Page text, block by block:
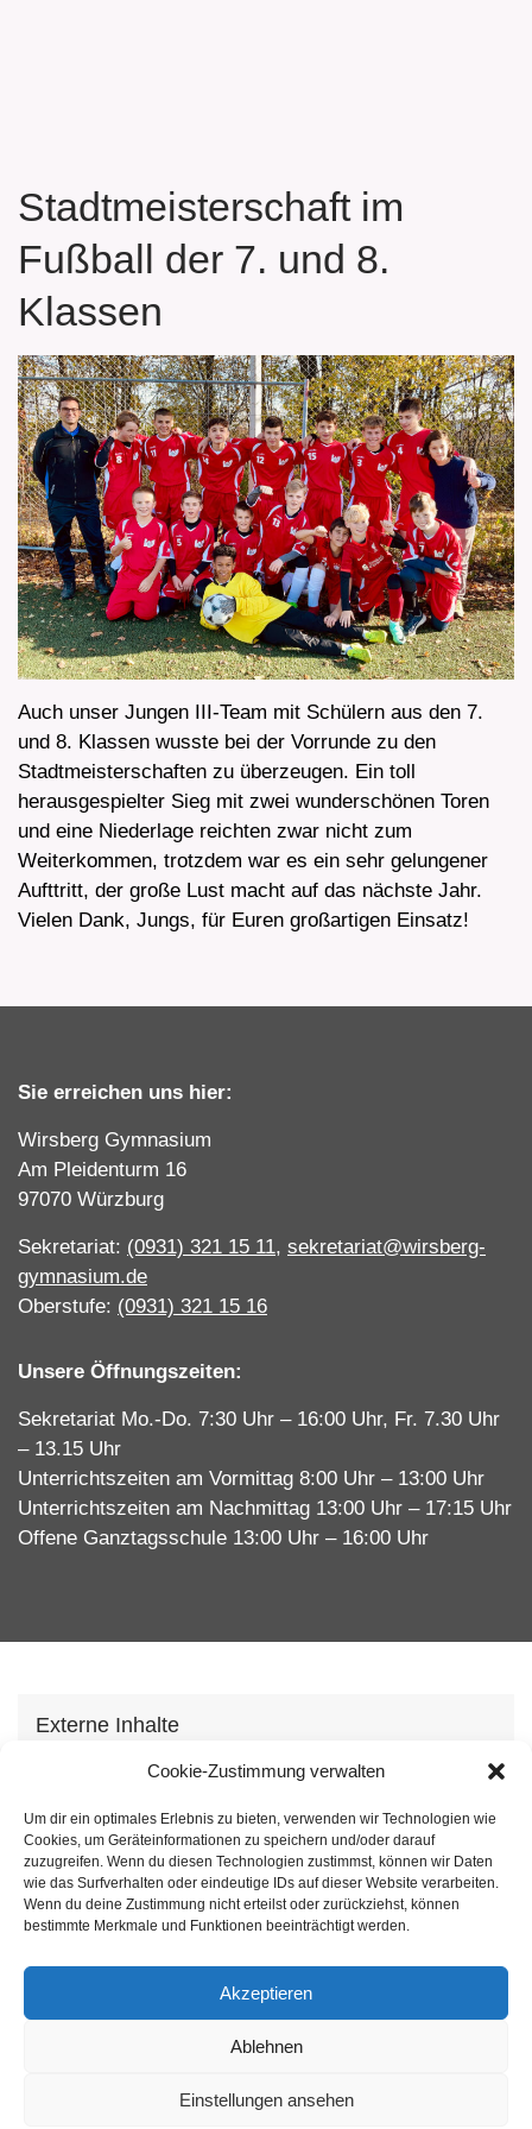
Cookie-Zustimmung verwalten
Um dir ein optimales Erlebnis zu bieten, verwenden wir Technologien wie
Cookies, um Geräteinformationen zu speichern und/oder darauf
zuzugreifen. Wenn du diesen Technologien zustimmst, können wir Daten
wie das Surfverhalten oder eindeutige IDs auf dieser Website verarbeiten.
Wenn du deine Zustimmung nicht erteilst oder zurückziehst, können
bestimmte Merkmale und Funktionen beeinträchtigt werden.
Akzeptieren
Ablehnen
Einstellungen ansehen
Stadtmeisterschaft im
Fußball der 7. und 8.
Klassen
Auch unser Jungen III-Team mit Schülern aus den 7.
und 8. Klassen wusste bei der Vorrunde zu den
Stadtmeisterschaften zu überzeugen. Ein toll
herausgespielter Sieg mit zwei wunderschönen Toren
und eine Niederlage reichten zwar nicht zum
Weiterkommen, trotzdem war es ein sehr gelungener
Aufttritt, der große Lust macht auf das nächste Jahr.
Vielen Dank, Jungs, für Euren großartigen Einsatz!
Sie erreichen uns hier:
Wirsberg Gymnasium
Am Pleidenturm 16
97070 Würzburg
Sekretariat: (0931) 321 15 11, sekretariat@wirsberg-
gymnasium.de
Oberstufe: (0931) 321 15 16
Unsere Öffnungszeiten:
Sekretariat Mo.-Do. 7:30 Uhr – 16:00 Uhr, Fr. 7.30 Uhr
– 13.15 Uhr
Unterrichtszeiten am Vormittag 8:00 Uhr – 13:00 Uhr
Unterrichtszeiten am Nachmittag 13:00 Uhr – 17:15 Uhr
Offene Ganztagsschule 13:00 Uhr – 16:00 Uhr
Externe Inhalte
Wir verwenden auf unserer Webseite externe
anzubieten. Mit dem laden der Inhalte stimmen Sie
unsererDatenschutzvereinbarungzu.
Inhalt laden